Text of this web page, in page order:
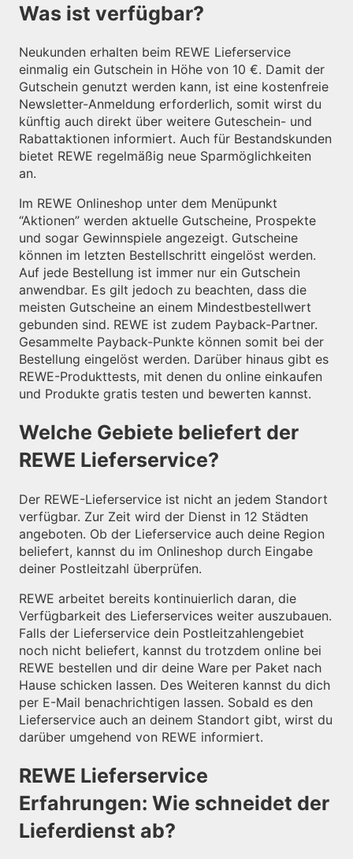
Was ist verfügbar?
Neukunden erhalten beim REWE Lieferservice
einmalig ein Gutschein in Höhe von 10 €. Damit der
Gutschein genutzt werden kann, ist eine kostenfreie
Newsletter-Anmeldung erforderlich, somit wirst du
künftig auch direkt über weitere Guteschein- und
Rabattaktionen informiert. Auch für Bestandskunden
bietet REWE regelmäßig neue Sparmöglichkeiten
an.
Im REWE Onlineshop unter dem Menüpunkt
“Aktionen” werden aktuelle Gutscheine, Prospekte
und sogar Gewinnspiele angezeigt. Gutscheine
können im letzten Bestellschritt eingelöst werden.
Auf jede Bestellung ist immer nur ein Gutschein
anwendbar. Es gilt jedoch zu beachten, dass die
meisten Gutscheine an einem Mindestbestellwert
gebunden sind. REWE ist zudem Payback-Partner.
Gesammelte Payback-Punkte können somit bei der
Bestellung eingelöst werden. Darüber hinaus gibt es
REWE-Produkttests, mit denen du online einkaufen
und Produkte gratis testen und bewerten kannst.
Welche Gebiete beliefert der
REWE Lieferservice?
Der REWE-Lieferservice ist nicht an jedem Standort
verfügbar. Zur Zeit wird der Dienst in 12 Städten
angeboten. Ob der Lieferservice auch deine Region
beliefert, kannst du im Onlineshop durch Eingabe
deiner Postleitzahl überprüfen.
REWE arbeitet bereits kontinuierlich daran, die
Verfügbarkeit des Lieferservices weiter auszubauen.
Falls der Lieferservice dein Postleitzahlengebiet
noch nicht beliefert, kannst du trotzdem online bei
REWE bestellen und dir deine Ware per Paket nach
Hause schicken lassen. Des Weiteren kannst du dich
per E-Mail benachrichtigen lassen. Sobald es den
Lieferservice auch an deinem Standort gibt, wirst du
darüber umgehend von REWE informiert.
REWE Lieferservice
Erfahrungen: Wie schneidet der
Lieferdienst ab?